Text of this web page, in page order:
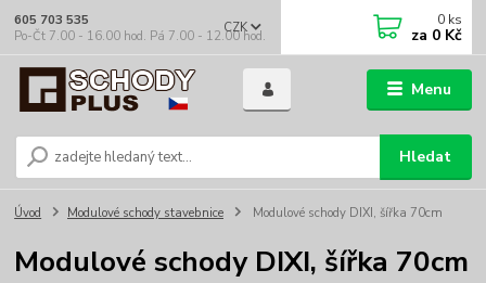
Menu
CZK
Hledat
605 703 535
Po-Čt 7.00 - 16.00 hod. Pá 7.00 - 12.00 hod.
0 ks
za 0 Kč
Úvod Modulové schody stavebnice Modulové schody DIXI, šířka 70cm
Modulové schody DIXI, šířka 70cm